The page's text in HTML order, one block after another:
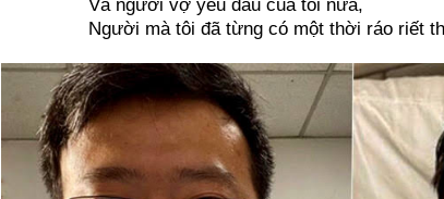
Và người vợ yêu dấu của tôi nữa,
Người mà tôi đã từng có một thời ráo riết